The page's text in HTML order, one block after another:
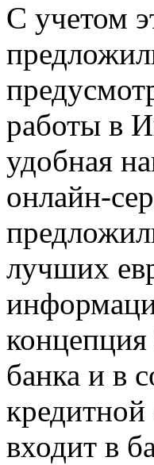
С учетом
работы в
удобная
онлайн-
лучших
концепция
банка и в
входит в